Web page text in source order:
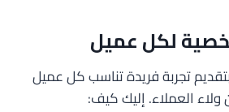
لكل عميل
تجربة فريدة تناسب كل عميل
العملاء. إليك كيف: